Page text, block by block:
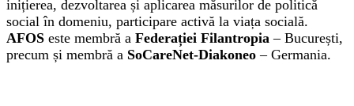
inițierea, dezvoltarea și aplicarea măsurilor de politică
social în domeniu, participare activă la viața socială.
AFOS este membră a Federației Filantropia – București,
precum și membră a SoCareNet-Diakoneo – Germania.